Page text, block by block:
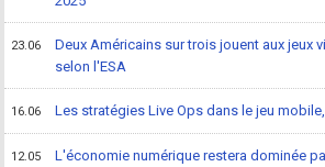
23.06
Deux Américains sur trois jouent aux jeux
selon l'ESA
16.06 Les stratégies Live Ops dans le jeu
12.05 L'économie numérique restera dominée